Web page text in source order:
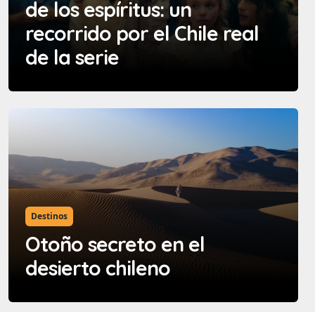
de los espíritus: un
recorrido por el Chile real
de la serie
Destinos
Otoño secreto en el
desierto chileno